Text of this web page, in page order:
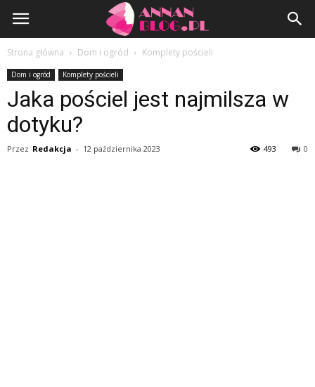
AnnanBlog.pl
Strona główna Dom i ogród Komplety pościeli
Dom i ogród Komplety pościeli
Jaka pościel jest najmilsza w
dotyku?
Przez Redakcja - 12 października 2023 0
493